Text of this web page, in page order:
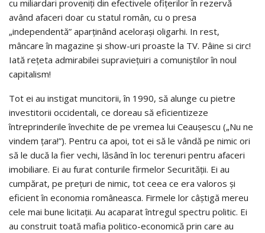
cu miliardari proveniți din efectivele ofițerilor în rezervă
având afaceri doar cu statul român, cu o presa
„independentă” aparținând acelorași oligarhi. In rest,
mâncare în magazine și show-uri proaste la TV. Pâine si circ!
Iată rețeta admirabilei supraviețuiri a comuniștilor în noul
capitalism!
Tot ei au instigat muncitorii, în 1990, să alunge cu pietre
investitorii occidentali, ce doreau să eficientizeze
întreprinderile învechite de pe vremea lui Ceaușescu („Nu ne
vindem țara!”). Pentru ca apoi, tot ei să le vândă pe nimic ori
să le ducă la fier vechi, lăsând în loc terenuri pentru afaceri
imobiliare. Ei au furat conturile firmelor Securității. Ei au
cumpărat, pe prețuri de nimic, tot ceea ce era valoros și
eficient în economia româneasca. Firmele lor câștigă mereu
cele mai bune licitații. Au acaparat întregul spectru politic. Ei
au construit toată mafia politico-economică prin care au